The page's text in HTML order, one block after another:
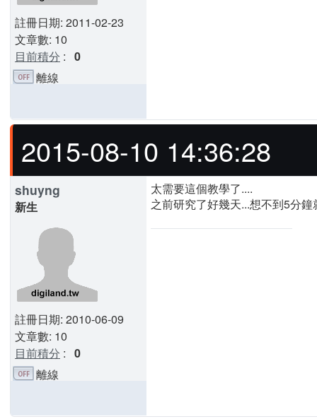
註冊日期: 2011-02-23
文章數: 10
目前積分 : 0
離線
2015-08-10 14:36:28
shuyng
新生
註冊日期: 2010-06-09
文章數: 10
目前積分 : 0
太需要這個教學了....
之前研究了好幾天...想不到5分
離線